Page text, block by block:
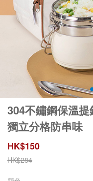
304不鏽鋼保溫提
獨立分格防串味
HK$150
HK$284